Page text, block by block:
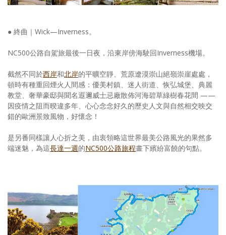
● 終曲｜Wick—Inverness。
NC500公路自駕旅最後一日夜，沿東岸傍海駛回Inverness機場。
截然不同於西岸和北岸的平曠空靜、荒原遼漠崇山絕嶺崇崖處處，
頓時有種重回煙火人間感：優美村鎮、迷人街道、恢弘城堡、典麗
教堂、奢華豪邸與聞名遐邇威士忌廠散佈河海碧草綠樹春花間 ——
因疫情之阻而暌違多年、心心念念好久的歷史人文與自然相交映交
錯的歐洲景致風物，好懷念！
是另番同樣讓人心折之美，由衷領略這世界最美公路風光的果然多
端迷魅，為這長達一週的NC500公路旅程畫下繽紛富饒的句點。